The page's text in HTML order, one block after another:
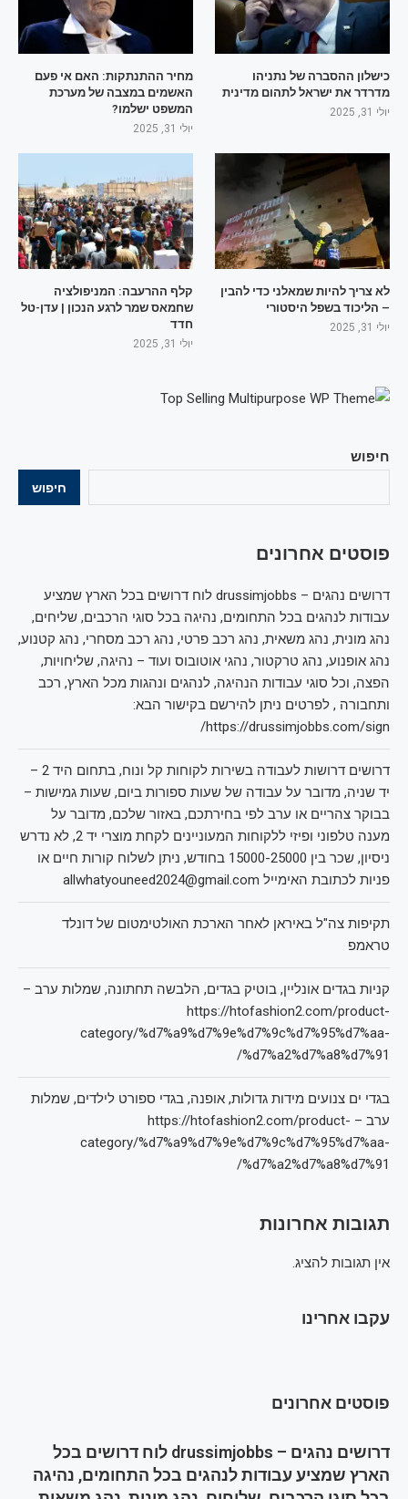
חיפוש
חיפוש
פוסטים אחרונים
דרושים נהגים – drussimjobbs לוח דרושים בכל הארץ שמציע
עבודות לנהגים בכל התחומים, נהיגה בכל סוגי הרכבים, שליחים,
נהג מונית, נהג משאית, נהג רכב פרטי, נהג רכב מסחרי, נהג קטנוע,
נהג אופנוע, נהג טרקטור, נהגי אוטובוס ועוד – נהיגה, שליחויות,
הפצה, וכל סוגי עבודות הנהיגה, לנהגים ונהגות מכל הארץ, רכב
ותחבורה , לפרטים ניתן להירשם בקישור הבא:
https://drussimjobbs.com/sign/
דרושים דרושות לעבודה בשירות לקוחות קל ונוח, בתחום היד 2 –
יד שניה, מדובר על עבודה של שעות ספורות ביום, שעות גמישות –
בבוקר צהריים או ערב לפי בחירתכם, באזור שלכם, מדובר על
מענה טלפוני ופיזי ללקוחות המעוניינים לקחת מוצרי יד 2, לא נדרש
ניסיון, שכר בין 15000-25000 בחודש, ניתן לשלוח קורות חיים או
פניות לכתובת האימייל allwhatyouneed2024@gmail.com
תקיפות צה"ל באיראן לאחר הארכת האולטימטום של דונלד
טראמפ
קניות בגדים אונליין, בוטיק בגדים, הלבשה תחתונה, שמלות ערב –
https://htofashion2.com/product-
category/%d7%a9%d7%9e%d7%9c%d7%95%d7%aa-
%d7%a2%d7%a8%d7%91/
בגדי ים צנועים מידות גדולות, אופנה, בגדי ספורט לילדים, שמלות
ערב – https://htofashion2.com/product-
category/%d7%a9%d7%9e%d7%9c%d7%95%d7%aa-
%d7%a2%d7%a8%d7%91/
תגובות אחרונות
אין תגובות להציג.
עקבו אחרינו
פוסטים אחרונים
דרושים נהגים – drussimjobbs לוח דרושים בכל
הארץ שמציע עבודות לנהגים בכל התחומים, נהיגה
כישלון ההסברה של נתניהו
מדרדר את ישראל לתהום מדינית
יולי 31, 2025
מחיר ההתנתקות: האם אי פעם
האשמים במצבה של מערכת
המשפט ישלמו?
יולי 31, 2025
לא צריך להיות שמאלני כדי להבין
– הליכוד בשפל היסטורי
יולי 31, 2025
קלף ההרעבה: המניפולציה
שחמאס שמר לרגע הנכון | עדן-טל
חדד
יולי 31, 2025